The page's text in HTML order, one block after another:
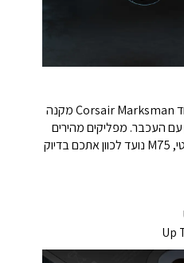
החיישן האופטי המדויק במיוחד Corsair Marksman מקנה
עם העכבר. מפליקים מהירים
עם העכבר ועד מיקרו דיוק איטי, M75 נועד לכוון אתכם בדיוק